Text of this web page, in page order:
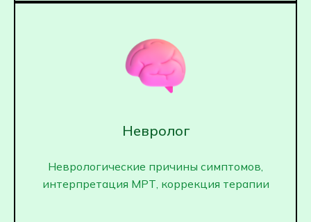
Невролог
Неврологические причины симптомов,
интерпретация МРТ, коррекция терапии